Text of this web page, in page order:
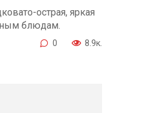
острая, яркая
блюдам.
0 8.9к.